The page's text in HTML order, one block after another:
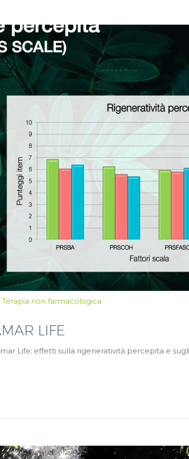
Terapia non farmacologica
LIFE
Life: effetti sulla rigeneratività percepita e